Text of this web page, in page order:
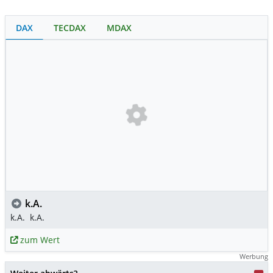
DAX TECDAX MDAX
k.A.
k.A. k.A.
zum Wert
Werbung